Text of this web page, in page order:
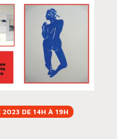
2023 DE 14H À 19H